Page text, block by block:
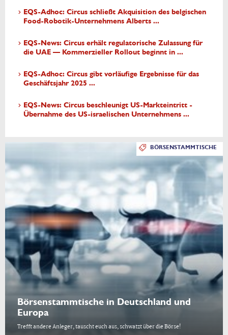
EQS-Adhoc: Circus schließt Akquisition des belgischen
Food-Robotik-Unternehmens Alberts ...
EQS-News: Circus erhält regulatorische Zulassung für
die UAE — Kommerzieller Rollout beginnt in ...
EQS-Adhoc: Circus gibt vorläufige Ergebnisse für das
Geschäftsjahr 2025 ...
EQS-News: Circus beschleunigt US-Markteintritt -
Übernahme des US-israelischen Unternehmens ...
BÖRSENSTAMMTISCHE
Börsenstammtische in Deutschland und
Europa
Trefft andere Anleger, tauscht euch aus, schwatzt über die Börse!